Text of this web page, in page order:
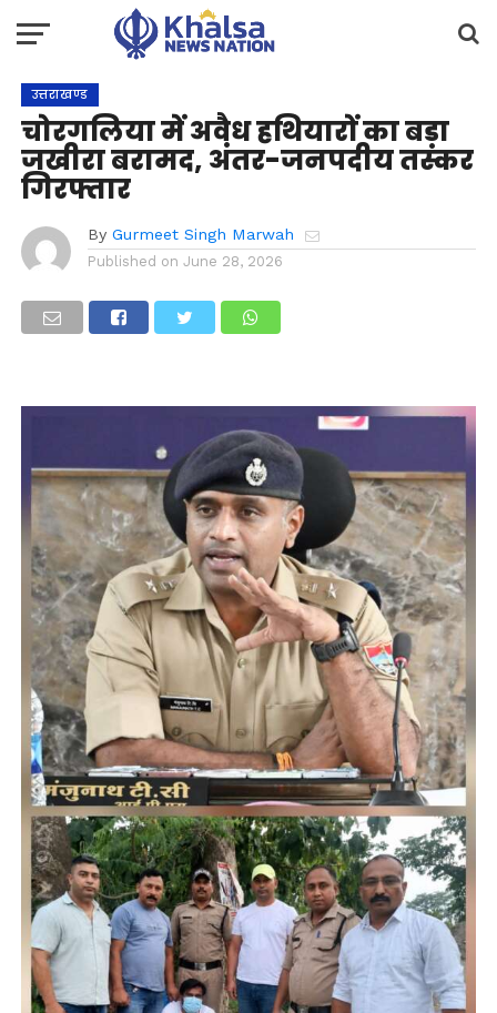
उत्तराखण्ड
चोरगलिया में अवैध हथियारों का बड़ा
जखीरा बरामद, अंतर-जनपदीय तस्कर
गिरफ्तार
By Gurmeet Singh Marwah
Published on June 28, 2026